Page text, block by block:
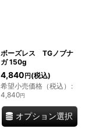
ボーズレス TGノブナ
ガ 150g
4,840 円(税込)
希望小売価格（税込） :
4,840円
オプション選択